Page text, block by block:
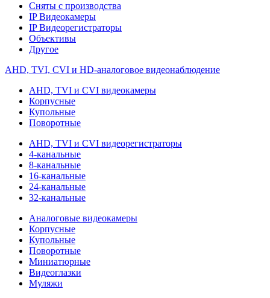
Сняты с производства
IP Видеокамеры
IP Видеорегистраторы
Объективы
Другое
AHD, TVI, CVI и HD-аналоговое видеонаблюдение
AHD, TVI и CVI видеокамеры
Корпусные
Купольные
Поворотные
AHD, TVI и CVI видеорегистраторы
4-канальные
8-канальные
16-канальные
24-канальные
32-канальные
Аналоговые видеокамеры
Корпусные
Купольные
Поворотные
Миниатюрные
Видеоглазки
Муляжи